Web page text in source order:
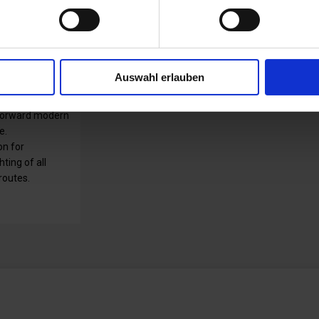
Auswahl erlauben
luminaire
modern
for
of all